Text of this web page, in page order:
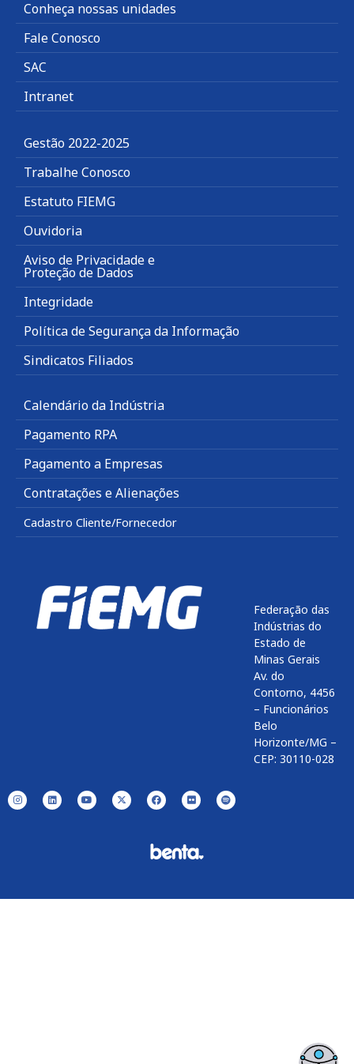
Conheça nossas unidades
Fale Conosco
SAC
Intranet
Gestão 2022-2025
Trabalhe Conosco
Estatuto FIEMG
Ouvidoria
Aviso de Privacidade e
Proteção de Dados
Integridade
Política de Segurança da Informação
Sindicatos Filiados
Calendário da Indústria
Pagamento RPA
Pagamento a Empresas
Contratações e Alienações
Cadastro Cliente/Fornecedor
Federação das
Indústrias do
Estado de
Minas Gerais
Av. do
Contorno, 4456
– Funcionários
Belo
Horizonte/MG –
CEP: 30110-028